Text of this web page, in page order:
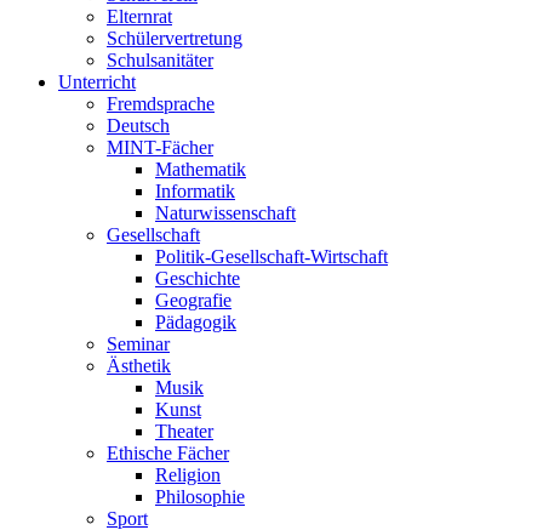
Elternrat
Schülervertretung
Schulsanitäter
Unterricht
Fremdsprache
Deutsch
MINT-Fächer
Mathematik
Informatik
Naturwissenschaft
Gesellschaft
Politik-Gesellschaft-Wirtschaft
Geschichte
Geografie
Pädagogik
Seminar
Ästhetik
Musik
Kunst
Theater
Ethische Fächer
Religion
Philosophie
Sport